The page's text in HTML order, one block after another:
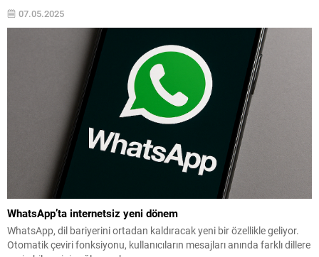
07.05.2025
WhatsApp’ta internetsiz yeni dönem
WhatsApp, dil bariyerini ortadan kaldıracak yeni bir özellikle geliyor.
Otomatik çeviri fonksiyonu, kullanıcıların mesajları anında farklı dillere